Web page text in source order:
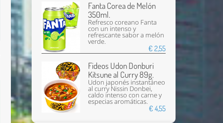
Fanta Corea de Melón
350ml.
Refresco coreano Fanta
con un intenso y
refrescante sabor a melón
verde.
€ 2,55
Fideos Udon Donburi
Kitsune al Curry 89g.
Udon japonés instantáneo
al curry Nissin Donbei,
caldo intenso con carne y
especias aromáticas.
€ 4,55